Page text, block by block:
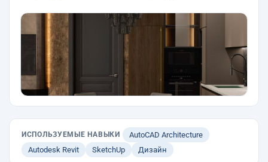
ИСПОЛЬЗУЕМЫЕ НАВЫКИ
AutoCAD Architecture
Autodesk Revit
SketchUp Дизайн